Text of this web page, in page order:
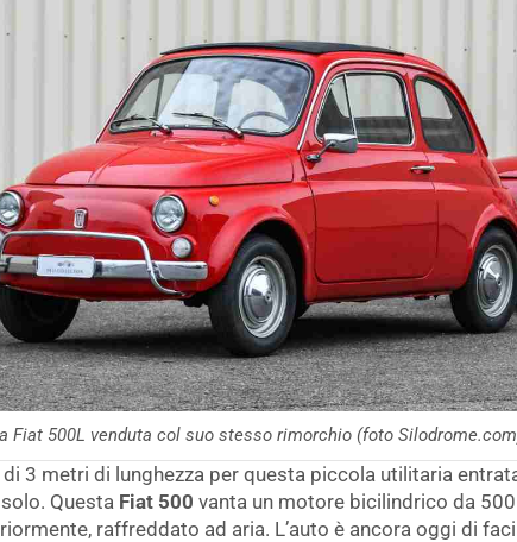
Fiat 500L venduta col suo stesso rimorchio (foto
di 3 metri di lunghezza per questa piccola utilitaria
Questa Fiat 500 vanta un motore bicilindrico da
raffreddato ad aria. L’auto è ancora oggi di